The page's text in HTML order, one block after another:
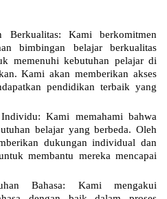
Berkualitas: Kami berkomitmen
bimbingan belajar berkualitas
memenuhi kebutuhan pelajar di
Kami akan memberikan akses
pendidikan terbaik yang
Kami memahami bahwa
belajar yang berbeda. Oleh
dukungan individual dan
membantu mereka mencapai
Bahasa: Kami mengakui